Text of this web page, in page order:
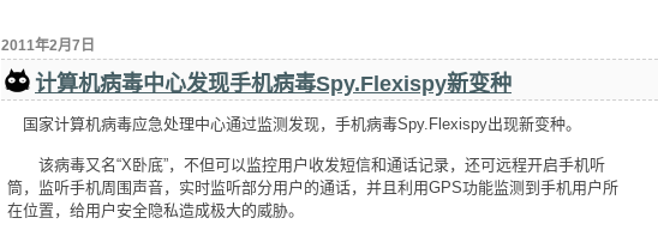
2011年2月7日
计算机病毒中心发现手机病毒Spy.Flexispy新变种
国家计算机病毒应急处理中心通过监测发现，手机病毒Spy.Flexispy出现新变种。
该病毒又名“X卧底”，不但可以监控用户收发短信和通话记录，还可远程开启手机听
筒，监听手机周围声音，实时监听部分用户的通话，并且利用GPS功能监测到手机用户所
在位置，给用户安全隐私造成极大的威胁。